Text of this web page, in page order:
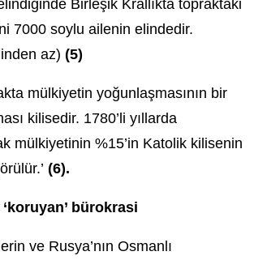
Birleşik Krallıkta topraktaki
7000 soylu ailenin elindedir.
az) (5)
mülkiyetin yoğunlaşmasının bir
kilisedir. 1780’li yıllarda
mülkiyetinin %15’in Katolik kilisenin
(6).
bürokrasi
ve Rusya’nın Osmanlı